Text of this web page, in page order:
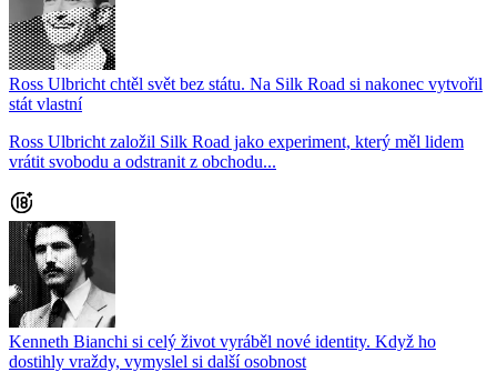
Ross Ulbricht chtěl svět bez státu. Na Silk Road si nakonec vytvořil
stát vlastní
Ross Ulbricht založil Silk Road jako experiment, který měl lidem
vrátit svobodu a odstranit z obchodu...
Kenneth Bianchi si celý život vyráběl nové identity. Když ho
dostihly vraždy, vymyslel si další osobnost